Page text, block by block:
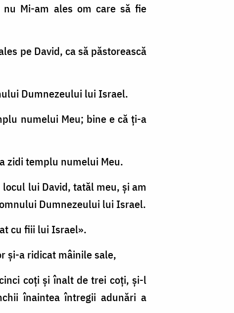
Mi-am ales om care să fie
pe David, ca să păstorească
Dumnezeului lui Israel.
numelui Meu; bine e că ţi-a
zidi templu numelui Meu.
lui David, tatăl meu, şi am
Dumnezeului lui Israel.
cu fiii lui Israel».
şi-a ridicat mâinile sale,
coţi şi înalt de trei coţi, şi-l
înaintea întregii adunări a